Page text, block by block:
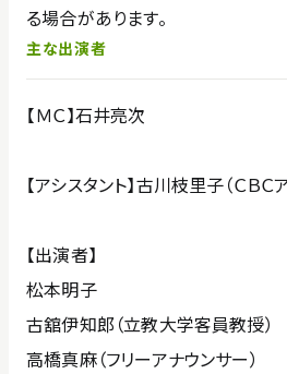
る場合があります。
主な出演者
【ＭＣ】石井亮次
【アシスタント】古川枝里子（ＣＢＣ
【出演者】
松本明子
古舘伊知郎（立教大学客員教授）
高橋真麻（フリーアナウンサー）